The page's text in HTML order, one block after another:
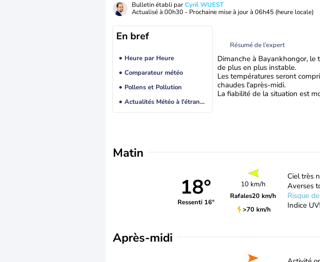
Bulletin établi parCyril WUEST
Actualisé à 00h30 - Prochaine mise à jour à 06h45 (heure locale)
En bref
Heure par Heure
Comparateur météo
Pollens et Pollution
Actualités Météo à l'étranger
Résumé de l’expert
Dimanche à Bayankhongor,
de plus en plus instable.
Les températures seront
chaudes l'après-midi.
La fiabilité de la situation est
Matin
18°
Ressenti 16°
10 km/h
Rafales20 km/h
>70 km/h
Ciel très
Averses
Risque
Indice UV
Après-midi